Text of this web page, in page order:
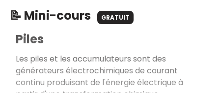
📝 Mini-cours GRATUIT
Piles
Les piles et les accumulateurs sont des
générateurs électrochimiques de courant
continu produisant de l'énergie électrique à